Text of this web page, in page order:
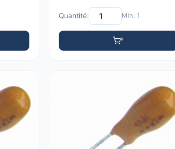
Quantité: Min: 1